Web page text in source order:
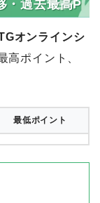
・過去最高P
オンラインシ
高ポイント、
最低ポイント